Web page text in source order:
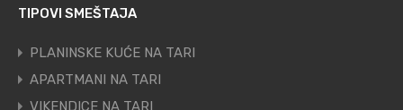
TIPOVI SMEŠTAJA
PLANINSKE KUĆE NA TARI
APARTMANI NA TARI
VIKENDICE NA TARI